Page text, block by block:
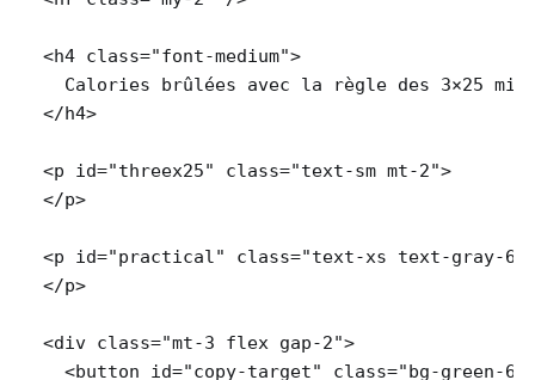
  <h4 class="font-medium">
Calories brûlées avec la règle des 3×25
  </h4>
  <p id="threex25" class="text-sm mt-2">
  </p>
<p id="practical" class="text-xs text-gray-
  </p>
  <div class="mt-3 flex gap-2">
<button id="copy-target" class="bg-green-